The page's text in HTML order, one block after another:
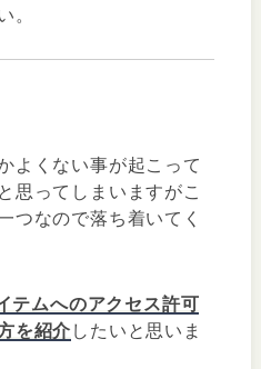
。
よくない事が起こって
思ってしまいますがこ
つなので落ち着いてく
テムへのアクセス許可
を紹介 したいと思いま